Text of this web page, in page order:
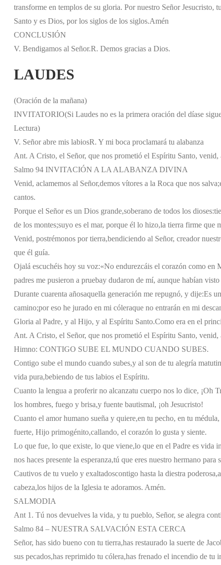
transforme en templos de su gloria. Por nuestro Señor
Santo y es Dios, por los siglos de los siglos.Amén
CONCLUSIÓN
V. Bendigamos al Señor.R. Demos gracias a Dios.
LAUDES
(Oración de la mañana)
INVITATORIO(Si Laudes no es la primera oración del díase
Lectura)
V. Señor abre mis labiosR. Y mi boca proclamará tu alabanza
Ant. A Cristo, el Señor, que nos prometió el Espíritu Santo,
Salmo 94 INVITACIÓN A LA ALABANZA DIVINA
Venid, aclamemos al Señor,demos vítores a la Roca que nos salva;
cantos.
Porque el Señor es un Dios grande,soberano de todos los dioses:
de los montes;suyo es el mar, porque él lo hizo,la tierra firme que
Venid, postrémonos por tierra,bendiciendo al Señor, creador
que él guía.
Ojalá escuchéis hoy su voz:«No endurezcáis el corazón como en
padres me pusieron a pruebay dudaron de mí, aunque habían visto
Durante cuarenta añosaquella generación me repugnó, y dije:Es
camino;por eso he jurado en mi cóleraque no entrarán en mi
Gloria al Padre, y al Hijo, y al Espíritu Santo.Como era en el
Ant. A Cristo, el Señor, que nos prometió el Espíritu Santo,
Himno: CONTIGO SUBE EL MUNDO CUANDO SUBES.
Contigo sube el mundo cuando subes,y al son de tu alegría
vida pura,bebiendo de tus labios el Espíritu.
Cuanto la lengua a proferir no alcanzatu cuerpo nos lo dice, ¡Oh
los hombres, fuego y brisa,y fuente bautismal, ¡oh Jesucristo!
Cuanto el amor humano sueña y quiere,en tu pecho, en tu
fuerte, Hijo primogénito,callando, el corazón lo gusta y siente.
Lo que fue, lo que existe, lo que viene,lo que en el Padre es vida
nos haces presente la esperanza,tú que eres nuestro hermano para
Cautivos de tu vuelo y exaltadoscontigo hasta la diestra poderosa,
cabeza,los hijos de la Iglesia te adoramos. Amén.
SALMODIA
Ant 1. Tú nos devuelves la vida, y tu pueblo, Señor, se alegra
Salmo 84 – NUESTRA SALVACIÓN ESTA CERCA
Señor, has sido bueno con tu tierra,has restaurado la suerte de
sus pecados,has reprimido tu cólera,has frenado el incendio de tu